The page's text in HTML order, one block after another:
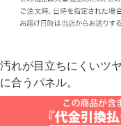
汚れが目立ちにくいツ
に合うパネル。